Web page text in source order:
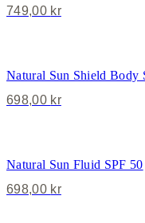
749,00 kr
Natural Sun Shield Body
698,00 kr
Natural Sun Fluid SPF 50
698,00 kr